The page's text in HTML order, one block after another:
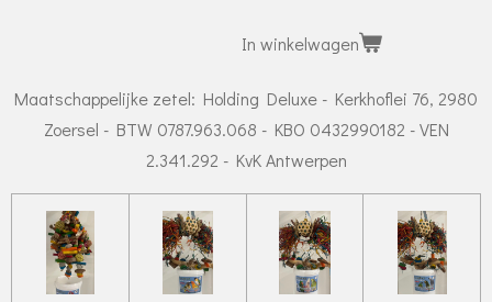
In winkelwagen
Maatschappelijke zetel: Holding Deluxe - Kerkhoflei 76, 2980
Zoersel - BTW 0787.963.068 - KBO 0432990182 - VEN
2.341.292 - KvK Antwerpen